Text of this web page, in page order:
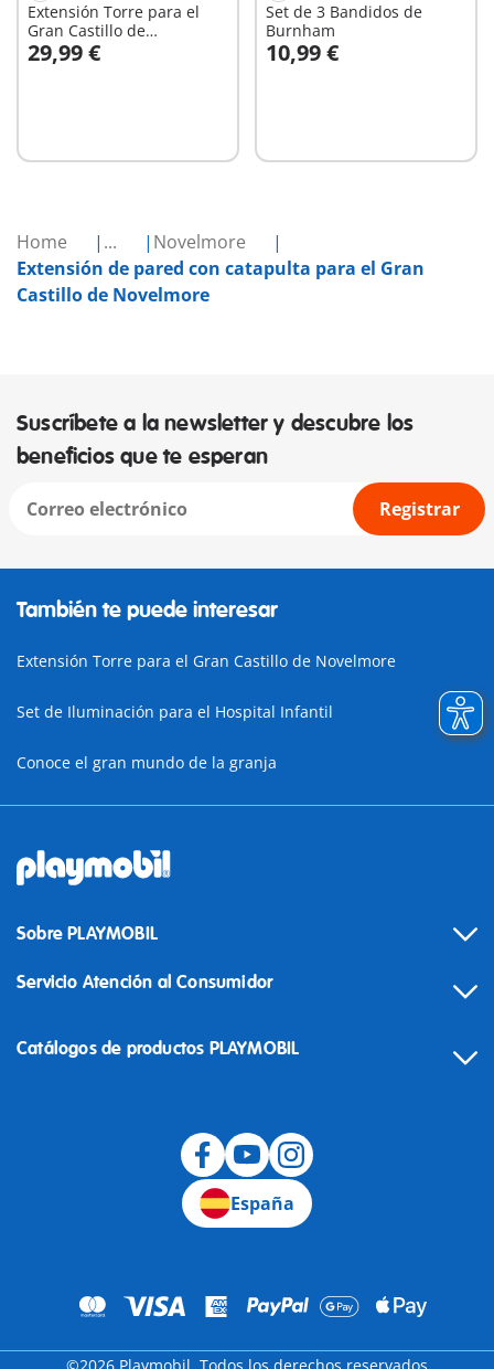
Home ...
Novelmore
Extensión de pared con catapulta para el Gran
Castillo de Novelmore
Extensión Torre para el
Gran Castillo de
Novelmore
29,99 €
A la cesta
Set de 3 Bandidos de
Burnham
10,99 €
A la cesta
Suscríbete a la newsletter y descubre los
beneficios que te esperan
Registrar
También te puede interesar
Extensión Torre para el Gran Castillo de Novelmore
Set de Iluminación para el Hospital Infantil
Conoce el gran mundo de la granja
Sobre PLAYMOBIL
Servicio Atención al Consumidor
Catálogos de productos PLAYMOBIL
España